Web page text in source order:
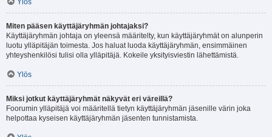
Ylös
Miten pääsen käyttäjäryhmän johtajaksi?
Käyttäjäryhmän johtaja on yleensä määritelty, kun käyttäjäryhmät on alunperin
luotu ylläpitäjän toimesta. Jos haluat luoda käyttäjäryhmän, ensimmäinen
yhteyshenkilösi tulisi olla ylläpitäjä. Kokeile yksityisviestin lähettämistä.
Ylös
Miksi jotkut käyttäjäryhmät näkyvät eri väreillä?
Foorumin ylläpitäjä voi määritellä tietyn käyttäjäryhmän jäsenille värin joka
helpottaa kyseisen käyttäjäryhmän jäsenten tunnistamista.